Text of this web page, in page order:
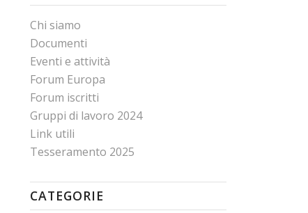
Chi siamo
Documenti
Eventi e attività
Forum Europa
Forum iscritti
Gruppi di lavoro 2024
Link utili
Tesseramento 2025
CATEGORIE